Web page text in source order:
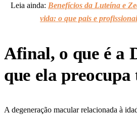
Leia ainda: Benefícios da Luteína e
vida: o que pais e
Afinal, o que é a
que ela preocupa
A degeneração macular relacionada à